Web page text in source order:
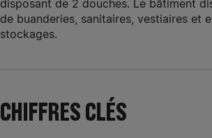
disposant de 2 douches. Le bâtiment
de buanderies, sanitaires, vestiaires et
stockages.
CHIFFRES CLÉS